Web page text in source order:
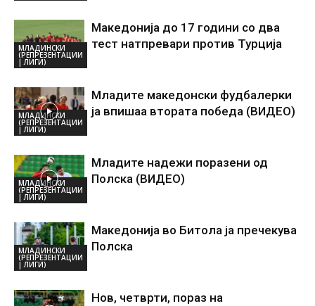
МЛАДИНСКИ
(РЕПРЕЗЕНТАЦИИ
| ЛИГИ)
Македонија до 17 години со два
тест натпревари против Турција
МЛАДИНСКИ
(РЕПРЕЗЕНТАЦИИ
| ЛИГИ)
Младите македонски фудбалерки
ја впишаа втората победа (ВИДЕО)
МЛАДИНСКИ
(РЕПРЕЗЕНТАЦИИ
| ЛИГИ)
Младите надежи поразени од
Полска (ВИДЕО)
МЛАДИНСКИ
(РЕПРЕЗЕНТАЦИИ
| ЛИГИ)
Македонија во Битола ја пречекува
Полска
Нов, четврти, пораз на